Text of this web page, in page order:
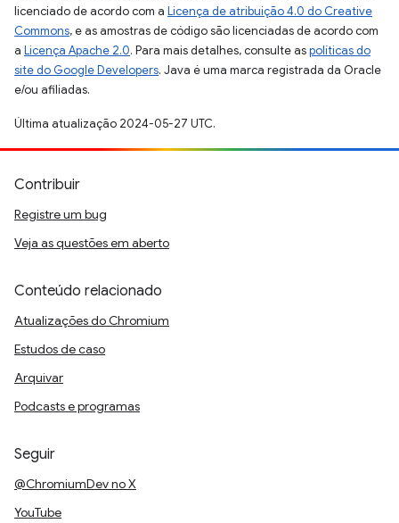
licenciado de acordo com a Licença de atribuição 4.0 do Creative
Commons, e as amostras de código são licenciadas de acordo com
a Licença Apache 2.0. Para mais detalhes, consulte aspolíticas do
site do Google Developers. Java é uma marca registrada da Oracle
e/ou afiliadas.
Última atualização 2024-05-27 UTC.
Contribuir
Registre um bug
Veja as questões em aberto
Conteúdo relacionado
Atualizações do Chromium
Estudos de caso
Arquivar
Podcasts e programas
Seguir
@ChromiumDev no X
YouTube